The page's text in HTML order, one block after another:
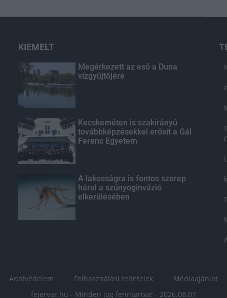
KIEMELT
Megérkezett az eső a Duna
vízgyűjtőjére
Kecskeméten is szakirányú
továbbképzésekkel erősít a Gál
Ferenc Egyetem
A lakosságra is fontos szerep
hárul a szúnyoginvázió
elkerülésében
Adatvédelem Felhasználási feltételek Médiaajánlat
fejervar.hu - Minden jog fenntartva! - 2026.08.07